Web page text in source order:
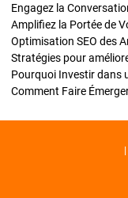
Engagez la
Amplifiez la Portée de